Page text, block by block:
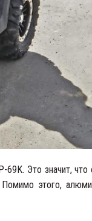
Это значит, что
этого,